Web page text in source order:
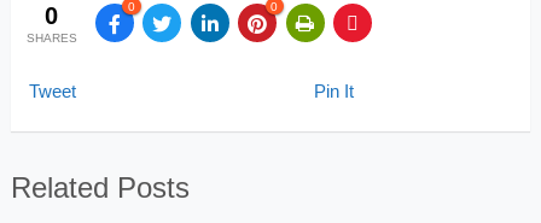
0
SHARES
0 0
Tweet Pin It
Related Posts